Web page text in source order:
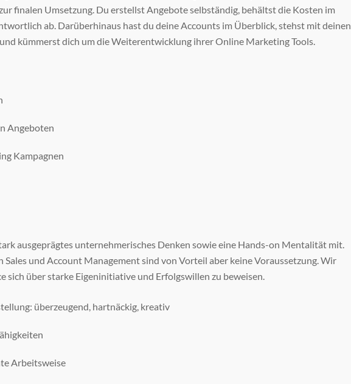
finalen Umsetzung. Du erstellst Angebote selbständig, behältst die Kosten im
ab. Darüberhinaus hast du deine Accounts im Überblick, stehst mit deinen
kümmerst dich um die Weiterentwicklung ihrer Online Marketing Tools.
Angeboten
Kampagnen
ausgeprägtes unternehmerisches Denken sowie eine Hands-on Mentalität mit.
Sales und Account Management sind von Vorteil aber keine Voraussetzung. Wir
sich über starke Eigeninitiative und Erfolgswillen zu beweisen.
überzeugend, hartnäckig, kreativ
Arbeitsweise